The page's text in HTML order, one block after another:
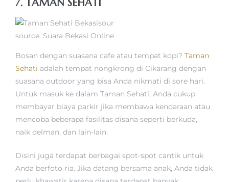
7. TAMAN SEHATI
source: Suara Bekasi Online
Bosan dengan suasana cafe atau tempat kopi? Taman
Sehati adalah tempat nongkrong di Cikarang dengan
suasana outdoor yang bisa Anda nikmati di sore hari.
Untuk masuk ke dalam Taman Sehati, Anda cukup
membayar biaya parkir jika membawa kendaraan atau
mencoba beberapa fasilitas disana seperti berkuda,
naik delman, dan lain-lain.
Disini juga terdapat berbagai spot-spot cantik untuk
Anda berfoto ria. Jika datang bersama anak, Anda tidak